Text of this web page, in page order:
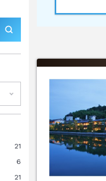
21
6
21